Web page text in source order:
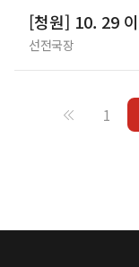
선전국장
1